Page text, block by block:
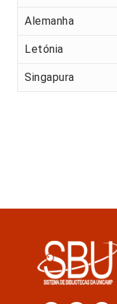
Alemanha
Letónia
Singapura